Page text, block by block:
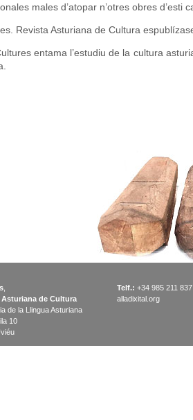
males d’atopar n’otres obres d’esti
Revista Asturiana de Cultura
entama l’estudiu de la cultura
Asturiana de Cultura
de la Llingua Asturiana
10
Telf.: +34 985 211 837
alladixital.org